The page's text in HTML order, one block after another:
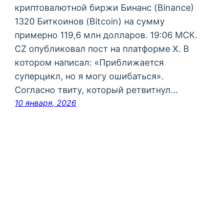
криптовалютной биржи Бинанс (Binance)
1320 Биткоинов (Bitcoin) на сумму
примерно 119,6 млн долларов. 19:06 МСК.
CZ опубликовал пост на платформе X. В
котором написал: «Приближается
суперцикл, но я могу ошибаться».
Согласно твиту, который ретвитнул…
10 января, 2026